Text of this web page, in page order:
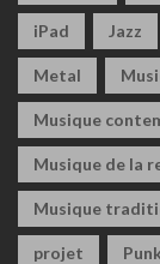
iPad Jazz
Metal
Musique
Musique de la
Musique
projet Punk